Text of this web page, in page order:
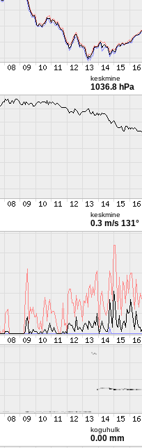
keskmine
1036.8 hPa
keskmine
0.3 m/s 131°
koguhulk
0.00 mm